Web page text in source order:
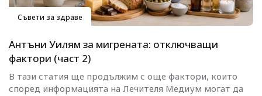
Съвети за здраве
Антъни Уилям за мигрената: отключващи
фактори (част 2)
В тази статия ще продължим с още фактори, които
според информацията на Лечителя Медиум могат да